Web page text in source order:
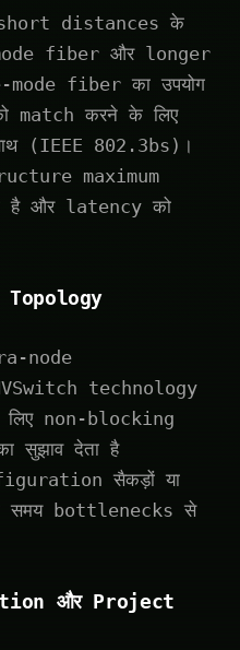
distances के
mode fiber और longer
fiber का उपयोग
match करने के लिए
(IEEE 802.3bs)।
maximum
है और latency को
Topology
node
technology
non-blocking
देता है
सैकड़ों या
समय bottlenecks से
और Project